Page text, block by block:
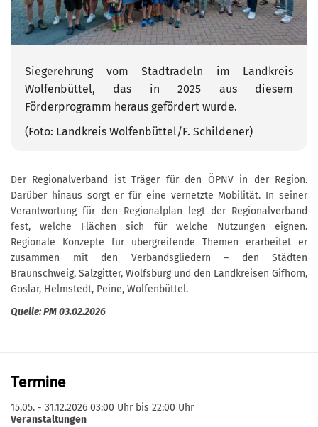
Siegerehrung vom Stadtradeln im Landkreis
Wolfenbüttel, das in 2025 aus diesem
Förderprogramm heraus gefördert wurde.
(Foto: Landkreis Wolfenbüttel/F. Schildener)
Der Regionalverband ist Träger für den ÖPNV in der Region.
Darüber hinaus sorgt er für eine vernetzte Mobilität. In seiner
Verantwortung für den Regionalplan legt der Regionalverband
fest, welche Flächen sich für welche Nutzungen eignen.
Regionale Konzepte für übergreifende Themen erarbeitet er
zusammen mit den Verbandsgliedern – den Städten
Braunschweig, Salzgitter, Wolfsburg und den Landkreisen Gifhorn,
Goslar, Helmstedt, Peine, Wolfenbüttel.
Quelle: PM 03.02.2026
Termine
15.05. - 31.12.2026 03:00 Uhr bis 22:00 Uhr
Veranstaltungen